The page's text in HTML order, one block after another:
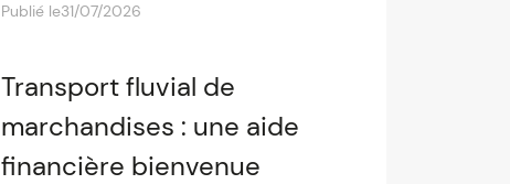
Publié le31/07/2026
Transport fluvial de
marchandises : une aide
financière bienvenue